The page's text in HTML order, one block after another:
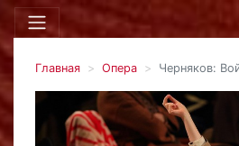
Главная Опера Черняков: